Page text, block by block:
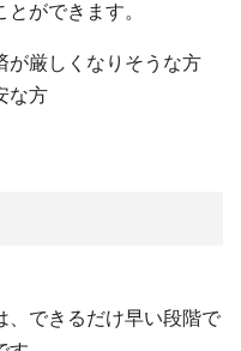
ができます。
が厳しくなりそうな方
な方
、できるだけ早い段階で